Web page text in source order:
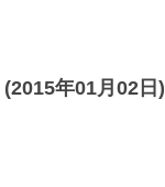
(2015年01月02日)